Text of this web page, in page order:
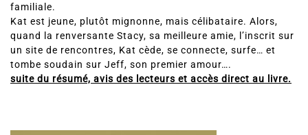
familiale.
Kat est jeune, plutôt mignonne, mais célibataire. Alors,
quand la renversante Stacy, sa meilleure amie, l’inscrit sur
un site de rencontres, Kat cède, se connecte, surfe… et
tombe soudain sur Jeff, son premier amour….
suite du résumé, avis des lecteurs et accès direct au livre.